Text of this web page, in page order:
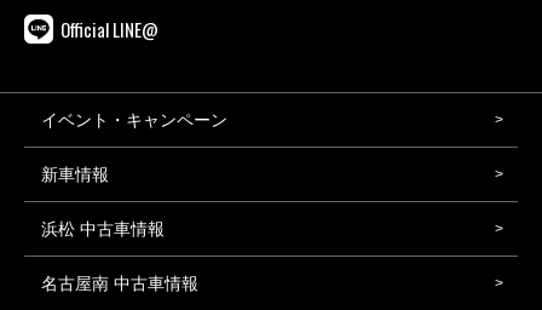
Official LINE@
イベント・キャンペーン
新車情報
浜松 中古車情報
名古屋南 中古車情報